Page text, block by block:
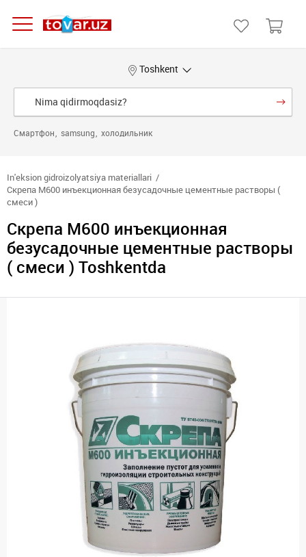
Toshkent
Смартфон samsung холодильник
In'eksion gidroizolyatsiya materiallari
Скрепа М600 инъекционная безусадочные цементные растворы (
смеси )
Скрепа М600 инъекционная
безусадочные цементные растворы
( смеси ) Toshkentda